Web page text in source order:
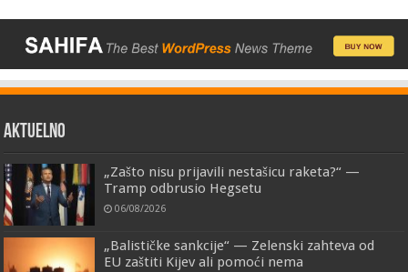
AKTUELNO
„Zašto nisu prijavili nestašicu raketa?“ —
Tramp odbrusio Hegsetu
06/08/2026
„Balističke sankcije“ — Zelenski zahteva od
EU zaštiti Kijev ali pomoći nema